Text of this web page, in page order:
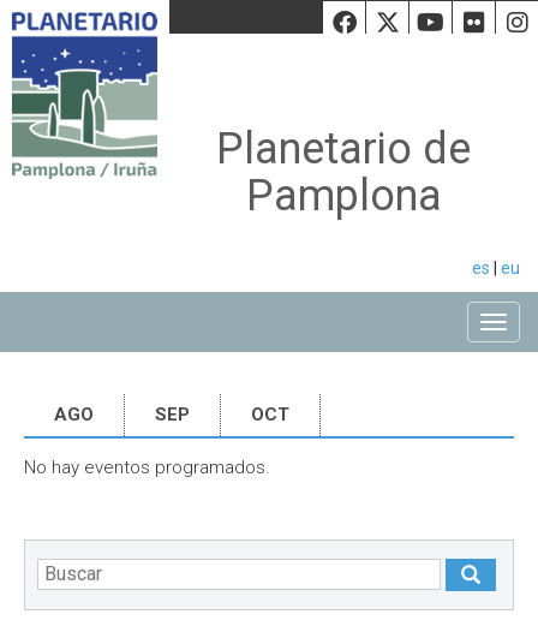
Facebook
Twiiter
Planetario de
Pamplona
es eu
AGO SEP OCT
No hay eventos programados.